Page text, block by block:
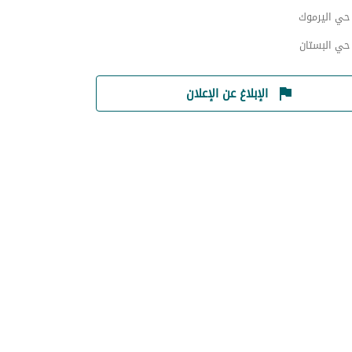
اليرموك
البستان
الإبلاغ عن الإعلان